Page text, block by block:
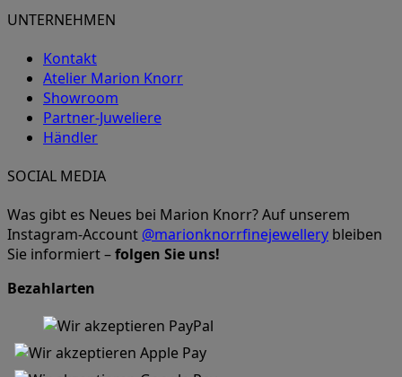
UNTERNEHMEN
Kontakt
Atelier Marion Knorr
Showroom
Partner-Juweliere
Händler
SOCIAL MEDIA
Was gibt es Neues bei Marion Knorr? Auf unserem
Instagram-Account @marionknorrfinejewellery bleiben
Sie informiert –folgen Sie uns!
Bezahlarten